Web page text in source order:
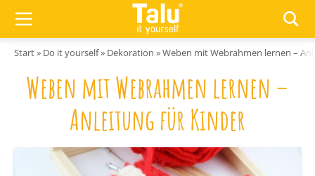
Start» Do it yourself» Dekoration »Weben mit Webrahmen lernen –
Weben mit Webrahmen lernen –
Anleitung für Kinder